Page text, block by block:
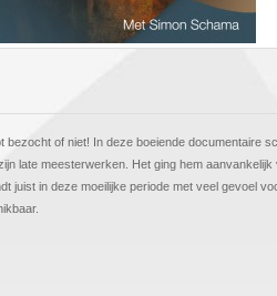
bezocht of niet! In deze boeiende documentaire
late meesterwerken. Het ging hem
juist in deze moeilijke periode met veel gevoel